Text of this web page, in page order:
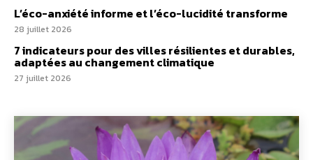
L’éco-anxiété informe et l’éco-lucidité transforme
28 juillet 2026
7 indicateurs pour des villes résilientes et durables,
adaptées au changement climatique
27 juillet 2026